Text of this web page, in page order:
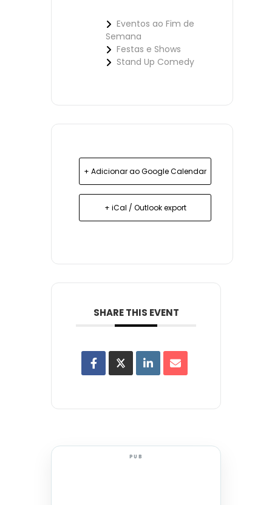
Eventos ao Fim de
Semana
Festas e Shows
Stand Up Comedy
+ Adicionar ao Google Calendar
+ iCal / Outlook export
SHARE THIS EVENT
PUB